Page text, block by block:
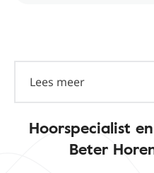
Lees meer
Hoorspecialist
Beter